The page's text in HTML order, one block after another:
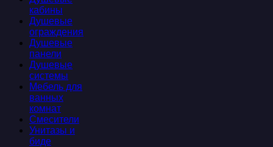
кабины
Душевые
ограждения
Душевые
панели
Душевые
системы
Мебель для
ванных
комнат
Смесители
Унитазы и
биде